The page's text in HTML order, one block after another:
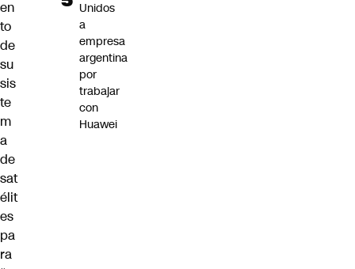
en
to
de
su
sis
te
m
a
de
sat
élit
es
pa
ra
Unidos
a
empresa
argentina
por
trabajar
con
Huawei